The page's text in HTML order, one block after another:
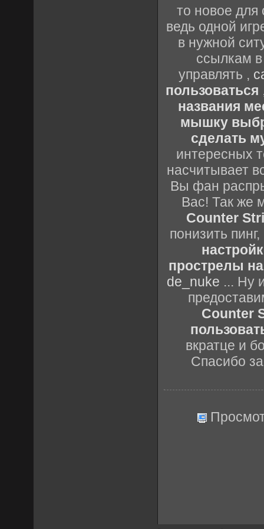
то новое для
ведь одной
в нужной
ссылкам
управлять ,
пользоваться
названия
мышку
сделать
интересных
насчитывает
Вы фан
Вас! Так же
Counter
понизить
прострелы
de_nuke ... Ну
Counter
вкратце и
Спасибо